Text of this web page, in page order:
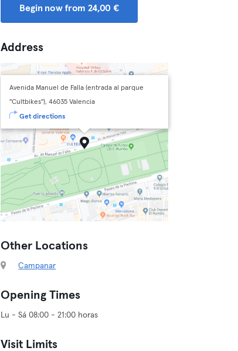
Begin now from 24,00 €
Address
Avenida Manuel de Falla (entrada al parque
"Cultbikes"), 46035 Valencia
Get directions
Other Locations
Campanar
Opening Times
Lu - Sá 08:00 - 21:00 horas
Visit Limits